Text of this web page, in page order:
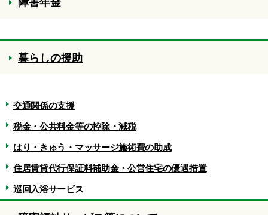
暮らしの援助
交通関係の支援
税金・公共料金等の控除・減税
はり・きゅう・マッサージ施術費の助成
住居賃貸代行保証料補助金・公営住宅の優遇措置
巡回入浴サービス